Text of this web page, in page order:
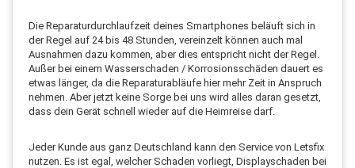
Die Reparaturdurchlaufzeit deines Smartphones beläuft sich in
der Regel auf 24 bis 48 Stunden, vereinzelt können auch mal
Ausnahmen dazu kommen, aber dies entspricht nicht der Regel.
Außer bei einem Wasserschaden / Korrosionsschäden dauert es
etwas länger, da die Reparaturabläufe hier mehr Zeit in Anspruch
nehmen. Aber jetzt keine Sorge bei uns wird alles daran gesetzt,
dass dein Gerät schnell wieder auf die Heimreise darf.
Jeder Kunde aus ganz Deutschland kann den Service von Letsfix
nutzen. Es ist egal, welcher Schaden vorliegt, Displayschaden bei